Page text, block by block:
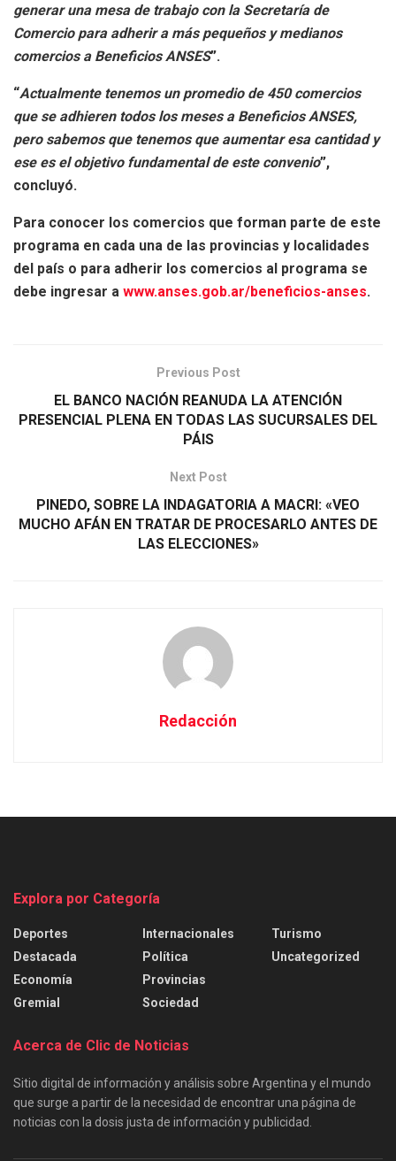
generar una mesa de trabajo con la Secretaría de
Comercio para adherir a más pequeños y medianos
comercios a Beneficios ANSES”.
“Actualmente tenemos un promedio de 450 comercios
que se adhieren todos los meses a Beneficios ANSES,
pero sabemos que tenemos que aumentar esa cantidad y
ese es el objetivo fundamental de este convenio”,
concluyó.
Para conocer los comercios que forman parte de este
programa en cada una de las provincias y localidades
del país o para adherir los comercios al programa se
debe ingresar a www.anses.gob.ar/beneficios-anses.
Previous Post
EL BANCO NACIÓN REANUDA LA ATENCIÓN
PRESENCIAL PLENA EN TODAS LAS SUCURSALES DEL
PÁIS
Next Post
PINEDO, SOBRE LA INDAGATORIA A MACRI: «VEO
MUCHO AFÁN EN TRATAR DE PROCESARLO ANTES DE
LAS ELECCIONES»
Redacción
Explora por Categoría
Deportes
Destacada
Economía
Gremial
Internacionales
Política
Provincias
Sociedad
Turismo
Uncategorized
Acerca de Clic de Noticias
Sitio digital de información y análisis sobre Argentina y el mundo
que surge a partir de la necesidad de encontrar una página de
noticias con la dosis justa de información y publicidad.